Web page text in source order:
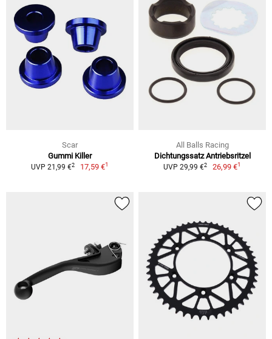
Scar
Gummi Killer
UVP 21,99 €2 17,59 €1
All Balls Racing
Dichtungssatz Antriebsritzel
UVP 29,99 €2 26,99 €1